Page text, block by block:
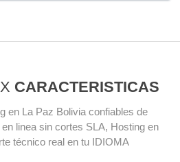
CARACTERISTICAS
en La Paz Bolivia confiables de
linea sin cortes SLA, Hosting en
técnico real en tu IDIOMA